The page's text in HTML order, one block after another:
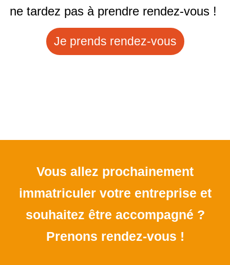
ne tardez pas à prendre rendez-vous !
Je prends rendez-vous
Vous allez prochainement
immatriculer votre entreprise et
souhaitez être accompagné ?
Prenons rendez-vous !